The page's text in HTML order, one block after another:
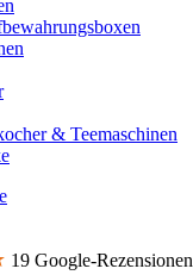
& Teemaschinen
19 Google-Rezensionen